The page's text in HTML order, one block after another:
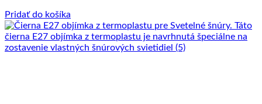
Pridať do košíka